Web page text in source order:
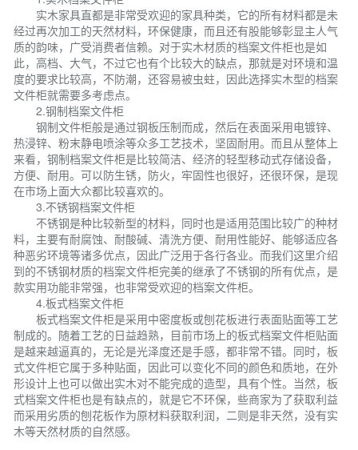
实木家具直都是非常受欢迎的家具种类，它的所有材料都是未
经过再次加工的天然材料，环保健康，而且还有股能够彰显主人气
质的韵味，广受消费者信赖。对于实木材质的档案文件柜也是如
此，高档、大气，不过它也有个比较大的缺点，那就是对环境和温
度的要求比较高，不防潮，还容易被虫蛀，因此选择实木型的档案
文件柜就需要多考虑点。
2.钢制档案文件柜
钢制文件柜般是通过钢板压制而成，然后在表面采用电镀锌、
热浸锌、粉末静电喷涂等众多工艺技术，坚固耐用。而且从整体上
来看，钢制档案文件柜是比较简洁、经济的轻型移动式存储设备，
方便、耐用。可以防生锈，防火，牢固性也很好，还很环保，是现
在市场上面大众都比较喜欢的。
3.不锈钢档案文件柜
不锈钢是种比较新型的材料，同时也是适用范围比较广的种材
料，主要有耐腐蚀、耐酸碱、清洗方便、耐用性能好、能够适应各
种恶劣环境等诸多优点，因此广泛用于各行各业。而我们这里介绍
到的不锈钢材质的档案文件柜完美的继承了不锈钢的所有优点，是
款实用功能非常强，也非常受欢迎的档案文件柜。
4.板式档案文件柜
板式档案文件柜是采用中密度板或刨花板进行表面贴面等工艺
制成的。随着工艺的日益趋熟，目前市场上的板式档案文件柜贴面
是越来越逼真的，无论是光泽度还是手感，都非常不错。同时，板
式文件柜它属于多种贴面，因此可以变化不同的颜色和质地，在外
形设计上也可以做出实木对不能完成的造型，具有个性。当然，板
式档案文件柜也是有缺点的，就是它不环保，些商家为了获取利益
而采用劣质的刨花板作为原材料获取利润，二则是非天然，没有实
木等天然材质的自然感。